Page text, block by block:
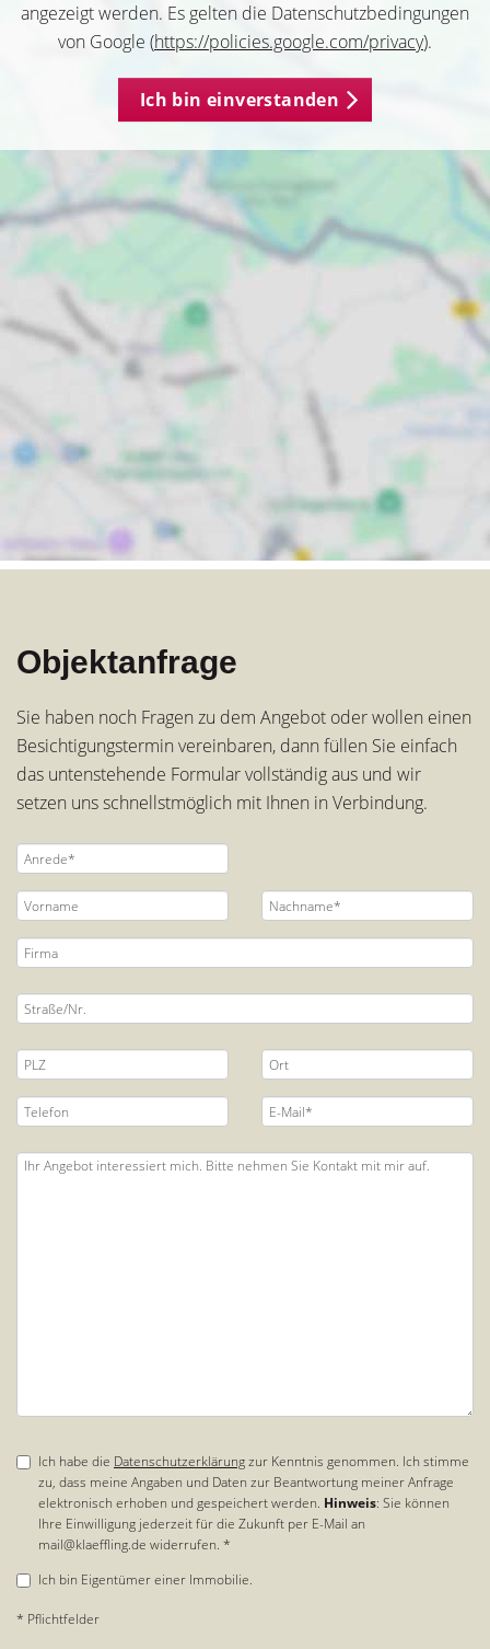
angezeigt werden. Es gelten die Datenschutzbedingungen
von Google (https://policies.google.com/privacy).
Ich bin einverstanden
Objektanfrage
Sie haben noch Fragen zu dem Angebot oder wollen einen
Besichtigungstermin vereinbaren, dann füllen Sie einfach
das untenstehende Formular vollständig aus und wir
setzen uns schnellstmöglich mit Ihnen in Verbindung.
Ich habe die Datenschutzerklärungzur Kenntnis genommen. Ich stimme
zu, dass meine Angaben und Daten zur Beantwortung meiner Anfrage
elektronisch erhoben und gespeichert werden. Hinweis: Sie können
Ihre Einwilligung jederzeit für die Zukunft per E-Mail an
mail@klaeffling.de widerrufen. *
Ich bin Eigentümer einer Immobilie.
* Pflichtfelder